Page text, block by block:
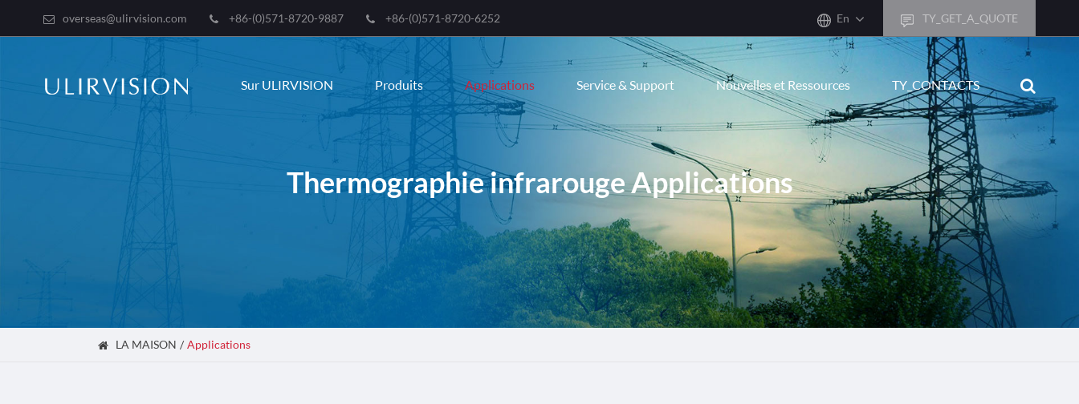
overseas@ulirvision.com +86-(0)571-8720-9887 +86-(0)571-8720-6252 En
English
한국어
français
Deutsch
Español
русский
português
TY_GET_A_QUOTE
Sur ULIRVISION Produits Applications Service & Support Nouvelles et Ressources TY_CONTACTS
Thermographie infrarouge Applications
LA MAISON Applications